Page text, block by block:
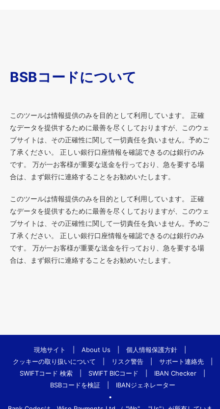
BSBコードについて
このツールは情報提供のみを目的として利用しています。 正確
なデータを提供するために最善を尽くしておりますが、このウェ
ブサイトは、その正確性に関して一切責任を負いません。予めご
了承ください。 正しい銀行口座情報を確認できるのは銀行のみ
です。 万が一お客様が重要な送金を行っており、急を要する場
合は、まず銀行に連絡することをお勧めいたします。
このツールは情報提供のみを目的として利用しています。 正確
なデータを提供するために最善を尽くしておりますが、このウェ
ブサイトは、その正確性に関して一切責任を負いません。予めご
了承ください。 正しい銀行口座情報を確認できるのは銀行のみ
です。 万が一お客様が重要な送金を行っており、急を要する場
合は、まず銀行に連絡することをお勧めいたします。
現地サイト About Us 個人情報保護方針
クッキーの取り扱いについて
リスク警告 サポート連絡先
SWIFTコード 検索
SWIFT BICコード IBAN Checker
BSBコードを検証
IBANジェネレーター
•